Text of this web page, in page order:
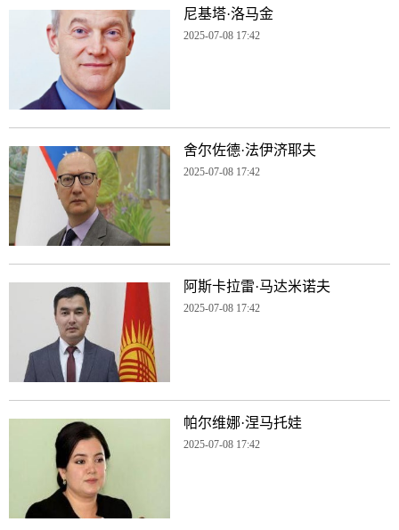
尼基塔·洛马金
2025-07-08 17:42
舍尔佐德·法伊济耶夫
2025-07-08 17:42
阿斯卡拉雷·马达米诺夫
2025-07-08 17:42
帕尔维娜·涅马托娃
2025-07-08 17:42